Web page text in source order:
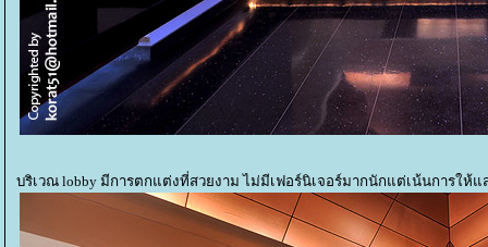
บริเวณ lobby มีการตกแต่งที่สวยงาม ไม่มีเฟอร์นิเจอร์มากนักแต่เน้นการให้แ